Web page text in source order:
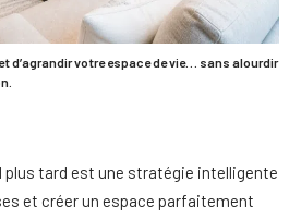
d’agrandir votre espace de vie… sans alourdir
plus tard est une stratégie intelligente
et créer un espace parfaitement